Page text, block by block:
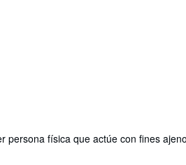
física que actúe con fines